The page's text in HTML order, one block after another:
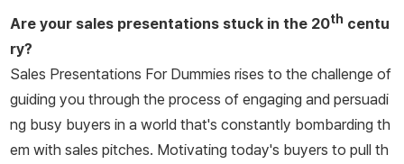
Are your sales presentations stuck in the 20th centu
ry?
Sales Presentations For Dummies rises to the challenge of
guiding you through the process of engaging and persuadi
ng busy buyers in a world that's constantly bombarding th
em with sales pitches. Motivating today's buyers to pull th